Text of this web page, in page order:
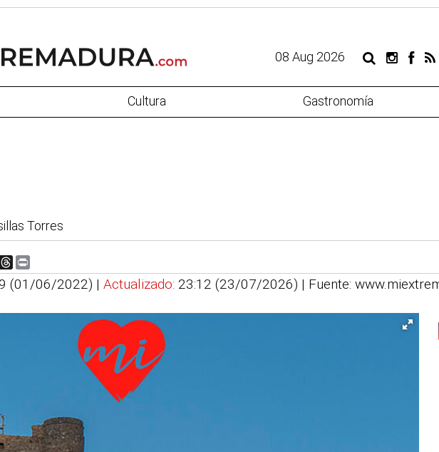
08 Aug 2026
Cultura Gastronomía
Torres
Threads
(01/06/2022) | Actualizado: 23:12 (23/07/2026) | Fuente: